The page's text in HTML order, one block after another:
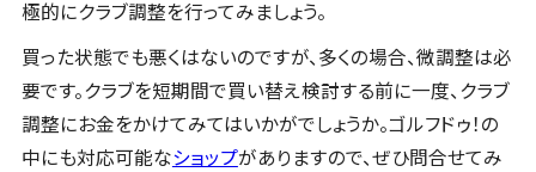
極的にクラブ調整を行ってみましょう。
買った状態でも悪くはないのですが、多くの場合、微調整は必
要です。クラブを短期間で買い替え検討する前に一度、クラブ
調整にお金をかけてみてはいかがでしょうか。ゴルフドゥ！の
中にも対応可能なショップがありますので、ぜひ問合せてみ